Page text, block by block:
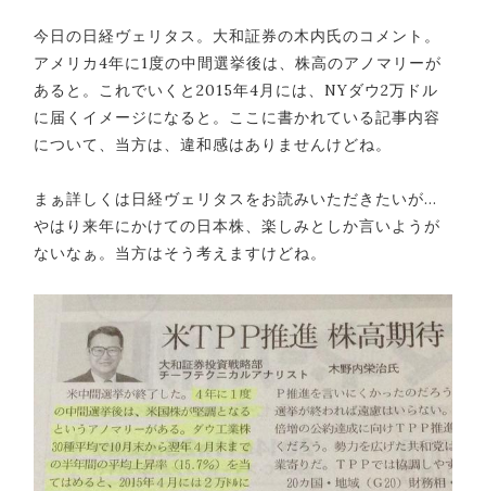
今日の日経ヴェリタス。大和証券の木内氏のコメント。
アメリカ4年に1度の中間選挙後は、株高のアノマリーが
あると。これでいくと2015年4月には、NYダウ2万ドル
に届くイメージになると。ここに書かれている記事内容
について、当方は、違和感はありませんけどね。
まぁ詳しくは日経ヴェリタスをお読みいただきたいが…
やはり来年にかけての日本株、楽しみとしか言いようが
ないなぁ。当方はそう考えますけどね。